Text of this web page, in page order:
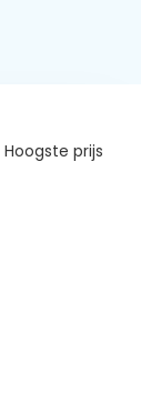
Hoogste prijs